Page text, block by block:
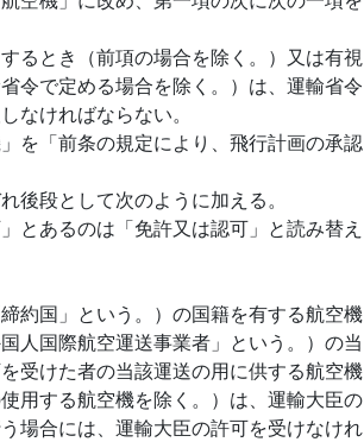
るとき（前項の場合を除く。）又は有視
令で定める場合を除く。）は、運輸省令
なければならない。
を「前条の規定により、飛行計画の承認
後段として次のように加える。
とあるのは「免許又は認可」と読み替え
約国」という。）の国籍を有する航空機
人国際航空運送事業者」という。）の当
受けた者の当該運送の用に供する航空機
用する航空機を除く。）は、運輸大臣の
場合には、運輸大臣の許可を受けなけれ